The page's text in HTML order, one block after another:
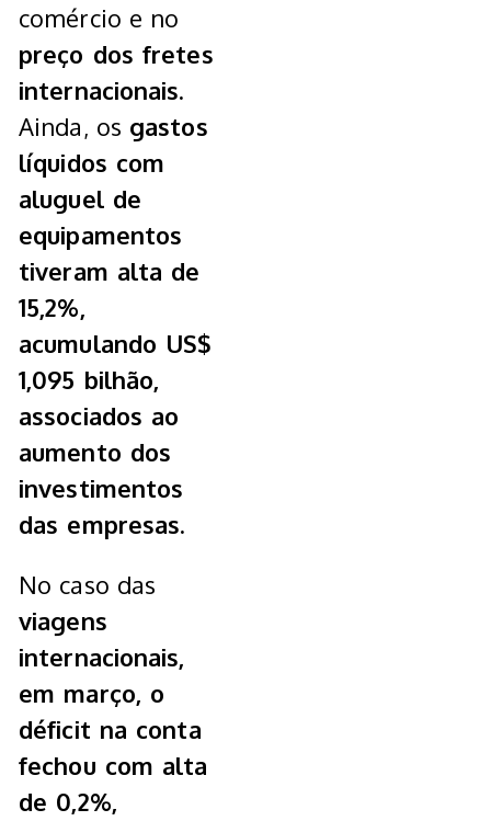
comércio e no
preço dos fretes
internacionais.
Ainda, os gastos
líquidos com
aluguel de
equipamentos
tiveram alta de
15,2%,
acumulando US$
1,095 bilhão,
associados ao
aumento dos
investimentos
das empresas.
No caso das
viagens
internacionais,
em março, o
déficit na conta
fechou com alta
de 0,2%,